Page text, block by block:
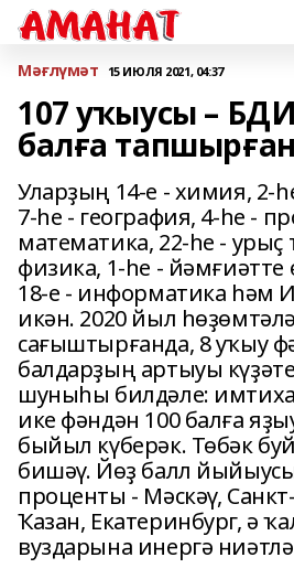
Мәғлүмәт 15 ИЮЛЯ 2021, 04:37
107 уҡыусы –
балға тапшырған
Уларҙың 14-е - химия, 2-
7-һе - география, 4-һе -
математика, 22-һе - урыҫ
физика, 1-һе - йәмғиәтте
18-е - информатика һәм
икән. 2020 йыл
сағыштырғанда, 8 уҡыу
балдарҙың артыуы
шуныһы билдәле:
ике фәндән 100 балға
быйыл күберәк. Төбәк
бишәү. Йөҙ балл
проценты - Мәскәү,
Ҡазан, Екатеринбург, ә
вуздарына инергә